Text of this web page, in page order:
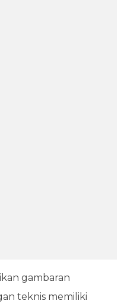
gambaran
teknis memiliki